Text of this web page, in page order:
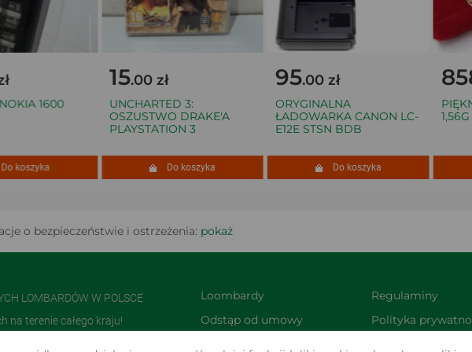
1600
koszyka
15.00 zł
UNCHARTED 3:
OSZUSTWO DRAKE'A
PLAYSTATION 3
Do koszyka
95.00 zł
ORYGINALNA
ŁADOWARKA CANON LC-
E12E STSN BDB
Do koszyka
858
1,56G
o bezpieczeństwie i ostrzeżenia: pokaż
LOMBARDÓW W POLSCE
na terenie całego kraju!
Loombardy
Odstąp od umowy
Regulaminy
Polityka